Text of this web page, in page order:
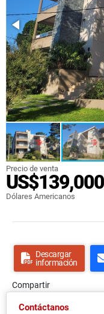
Precio de venta
US$139,000
Dólares Americanos
Descargar
información
Compartir
Contáctanos